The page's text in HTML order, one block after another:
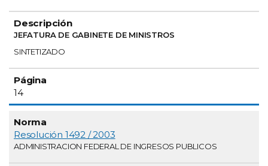
JEFATURA DE GABINETE DE MINISTROS
SINTETIZADO
14
Resolución 1492 / 2003
ADMINISTRACION FEDERAL DE INGRESOS PUBLICOS